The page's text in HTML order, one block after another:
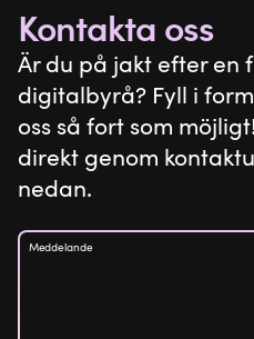
Kontakta oss
Är du på jakt efter en
digitalbyrå? Fyll i
oss så fort som
direkt genom
nedan.
Meddelande